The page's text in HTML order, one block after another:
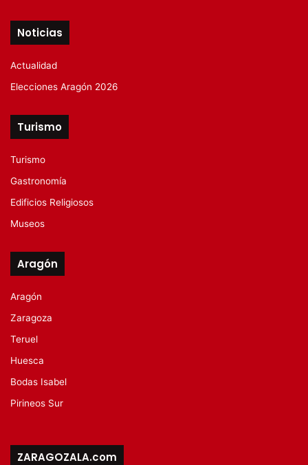
Noticias
Actualidad
Elecciones Aragón 2026
Turismo
Turismo
Gastronomía
Edificios Religiosos
Museos
Aragón
Aragón
Zaragoza
Teruel
Huesca
Bodas Isabel
Pirineos Sur
ZARAGOZALA.com